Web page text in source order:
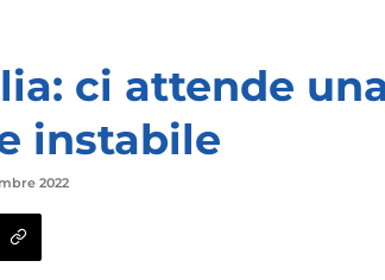
ci attende
instabile
2022